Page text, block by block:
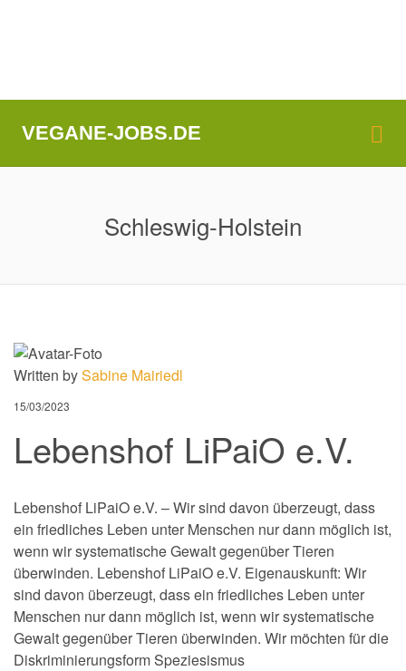
VEGANE-JOBS.DE
Schleswig-Holstein
Written bySabine Mairiedl
15/03/2023
Lebenshof LiPaiO e.V.
Lebenshof LiPaiO e.V. – Wir sind davon überzeugt, dass
ein friedliches Leben unter Menschen nur dann möglich ist,
wenn wir systematische Gewalt gegenüber Tieren
überwinden. Lebenshof LiPaiO e.V. Eigenauskunft: Wir
sind davon überzeugt, dass ein friedliches Leben unter
Menschen nur dann möglich ist, wenn wir systematische
Gewalt gegenüber Tieren überwinden. Wir möchten für die
Diskriminierungsform Speziesismus